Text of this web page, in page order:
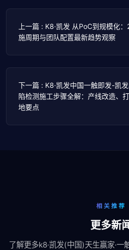
上一篇 : K8·凯发 从PoC到规模化
施周期与团队配置最新趋势观察
下一篇 : K8·凯发中国一触即发-凯
陷检测施工步骤全解：产线改造、
地要点
相关推荐
更多新
了解更多k8·凯发(中国)天生赢家·